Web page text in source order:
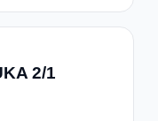
2/1